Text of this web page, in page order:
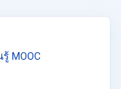
MOOC